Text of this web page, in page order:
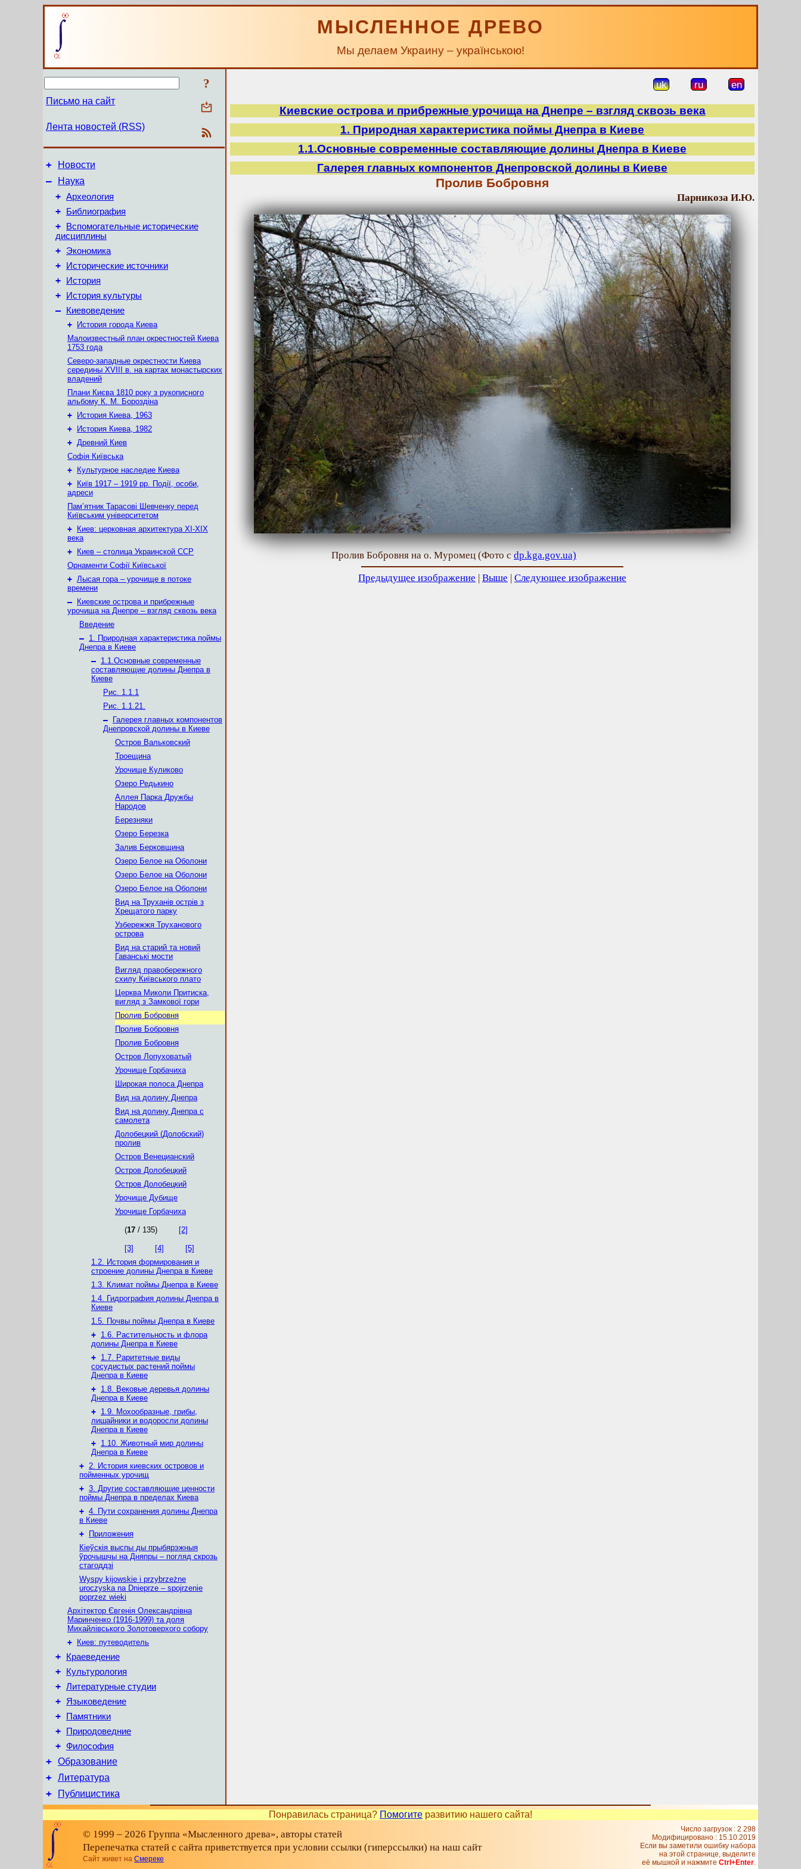
МЫСЛЕННОЕ ДРЕВО
Мы делаем Украину – українською!
?
Письмо на сайт
Лента новостей (RSS)
+ Новости
–
Наука
+ Археология
+ Библиография
+
Вспомогательные исторические
дисциплины
+ Экономика
+ Исторические источники
+ История
+ История культуры
– Киевоведение
+
История города Киева
Малоизвестный план окрестностей Киева
1753 года
Северо-западные окрестности Киева
середины XVIII в. на картах монастырских
владений
Плани Києва 1810 року з рукописного
альбому К. М. Бороздіна
+
История Киева, 1963
+
История Киева, 1982
+ Древний Киев
Софія Київська
+
Культурное наследие Киева
+
Київ 1917 – 1919 рр. Події, особи,
адреси
Пам’ятник Тарасові Шевченку перед
Київським університетом
+
Киев: церковная архитектура XI-XIX
века
+
Киев – столица Украинской ССР
Орнаменти Софії Київської
+ Лысая гора – урочище в потоке
времени
–
Киевские острова и прибрежные
урочища на Днепре – взгляд сквозь века
Введение
– 1. Природная характеристика поймы
Днепра в Киеве
– 1.1.Основные современные
составляющие долины Днепра в
Киеве
Рис. 1.1.1
Рис. 1.1.21.
–
Галерея главных компонентов
Днепровской долины в Киеве
Остров Вальковский
Троещина
Урочище Куликово
Озеро Редькино
Аллея Парка Дружбы
Народов
Березняки
Озеро Березка
Залив Берковщина
Озеро Белое на Оболони
Озеро Белое на Оболони
Озеро Белое на Оболони
Вид на Труханів острів з
Хрещатого парку
Узбережжя Труханового
острова
Вид на старий та новий
Гаванські мости
Вигляд правобережного
схилу Київського плато
Церква Миколи Притиска,
вигляд з Замкової гори
Пролив Бобровня
Пролив Бобровня
Пролив Бобровня
Остров Лопуховатый
Урочище Горбачиха
Широкая полоса Днепра
Вид на долину Днепра
Вид на долину Днепра с
самолета
Долобецкий (Долобский)
пролив
Остров Венецианский
Остров Долобецкий
Остров Долобецкий
Урочище Дубище
Урочище Горбачиха
(17 / 135) [2]
[3] [4]
[5]
1.2. История формирования и
строение долины Днепра в Киеве
1.3. Климат поймы Днепра в Киеве
1.4. Гидрография долины Днепра в
Киеве
1.5. Почвы поймы Днепра в Киеве
+ 1.6. Растительность и флора
долины Днепра в Киеве
+ 1.7. Раритетные виды
сосудистых растений поймы
Днепра в Киеве
+ 1.8. Вековые деревья долины
Днепра в Киеве
+ 1.9. Мохообразные, грибы,
лишайники и водоросли долины
Днепра в Киеве
+ 1.10. Животный мир долины
Днепра в Киеве
+ 2. История киевских островов и
пойменных урочищ
+ 3. Другие составляющие ценности
поймы Днепра в пределах Киева
+ 4. Пути сохранения долины Днепра
в Киеве
+
Приложения
Кіеўскія выспы ды прыбярэжныя
ўрочышчы на Дняпры – погляд скрозь
стагоддзі
Wyspy kijowskie i przybrzeżne
uroczyska na Dnieprze – spojrzenie
poprzez wieki
Архітектор Євгенія Олександрівна
Маринченко (1916-1999) та доля
Михайлівського Золотоверхого собору
+
Киев: путеводитель
+ Краеведение
+ Культурология
+ Литературные студии
+ Языковедение
+ Памятники
+ Природоведние
+ Философия
+ Образование
+ Литература
+ Публицистика
uk ru en
Киевские острова и прибрежные урочища на Днепре – взгляд сквозь века
1. Природная характеристика поймы Днепра в Киеве
1.1.Основные современные составляющие долины Днепра в Киеве
Галерея главных компонентов Днепровской долины в Киеве
Пролив Бобровня
Парникоза И.Ю.
Пролив Бобровня на о. Муромец (Фото с dp.kga.gov.ua)
Предыдущее изображение | Выше | Следующее изображение
Понравилась страница? Помогите развитию нашего сайта!
© 1999 – 2026 Группа «Мысленного древа», авторы статей
Перепечатка статей с сайта приветствуется при условии ссылки (гиперссылки) на наш сайт
Сайт живет на Смереке
Число загрузок : 2 298
Модифицировано : 15.10.2019
Если вы заметили ошибку набора
на этой странице, выделите
её мышкой и нажмите Ctrl+Enter.